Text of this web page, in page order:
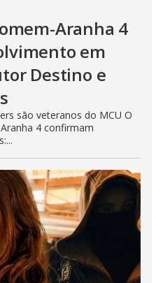
Aranha 4
em
Destino e
são veteranos do MCU O
4 confirmam